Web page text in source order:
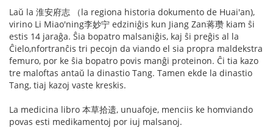
Laŭ la 淮安府志 （la regiona historia dokumento de Huai'an),
virino Li Miao'ning李妙宁 edziniĝis kun Jiang Zan蒋瓒 kiam ŝi
estis 14 jaraĝa. Ŝia bopatro malsaniĝis, kaj ŝi preĝis al la
Ĉielo,nfortranĉis tri pecojn da viando el sia propra maldekstra
femuro, por ke ŝia bopatro povis manĝi proteinon. Ĉi tia kazo
tre maloftas antaŭ la dinastio Tang. Tamen ekde la dinastio
Tang, tiaj kazoj vaste kreskis.
La medicina libro 本草拾遗, unuafoje, menciis ke homviando
povas esti medikamentoj por iuj malsanoj.